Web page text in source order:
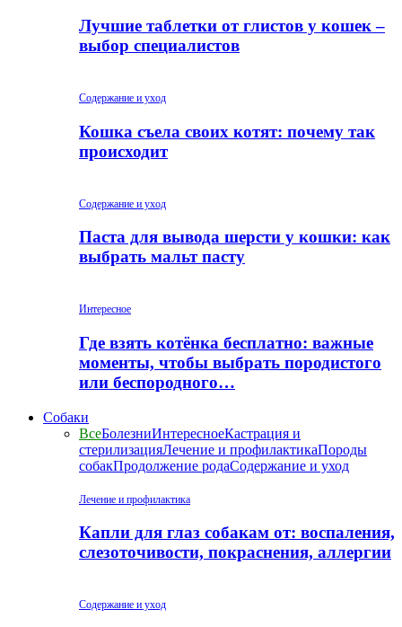
Лучшие таблетки от глистов у кошек –
выбор специалистов
Содержание и уход
Кошка съела своих котят: почему так
происходит
Содержание и уход
Паста для вывода шерсти у кошки: как
выбрать мальт пасту
Интересное
Где взять котёнка бесплатно: важные
моменты, чтобы выбрать породистого
или беспородного…
Собаки
ВсеБолезниИнтересноеКастрация и
стерилизацияЛечение и профилактикаПороды
собакПродолжение родаСодержание и уход
Лечение и профилактика
Капли для глаз собакам от: воспаления,
слезоточивости, покраснения, аллергии
Содержание и уход